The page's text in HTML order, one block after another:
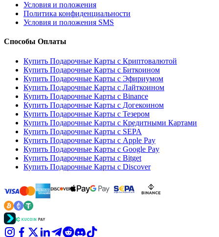
Условия и положения
Политика конфиденциальности
Условия и положения SMS
Способы Оплаты
Купить Подарочные Карты с Криптовалютой
Купить Подарочные Карты с Биткоином
Купить Подарочные Карты с Эфириумом
Купить Подарочные Карты с Лайткоином
Купить Подарочные Карты с Binance
Купить Подарочные Карты с Догекоином
Купить Подарочные Карты с Тезером
Купить Подарочные Карты с Кредитными Картами
Купить Подарочные Карты с SEPA
Купить Подарочные Карты с Apple Pay
Купить Подарочные Карты с Google Pay
Купить Подарочные Карты с Bitget
Купить Подарочные Карты с Discover